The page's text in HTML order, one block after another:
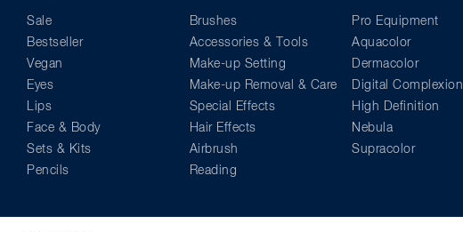
Sale
Bestseller
Vegan
Eyes
Lips
Face & Body
Sets & Kits
Pencils
Brushes
Accessories & Tools
Make-up Setting
Make-up Removal & Care
Special Effects
Hair Effects
Airbrush
Reading
Pro Equipment
Aquacolor
Dermacolor
Digital Complexion
High Definition
Nebula
Supracolor